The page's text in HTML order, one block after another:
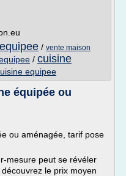
/ vente maison
/ cuisine
equipee
équipée ou
ou aménagée, tarif pose
mesure peut se révéler
le prix moyen